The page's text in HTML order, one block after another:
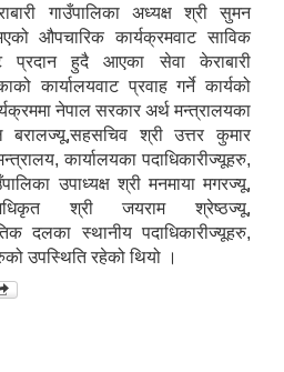
गाउँपालिका अध्यक्ष श्री सुमन
औपचारिक कार्यक्रमवाट साविक
प्रदान हुदै आएका सेवा केराबारी
कार्यालयवाट प्रवाह गर्ने कार्यको
नेपाल सरकार अर्थ मन्त्रालयका
श्री उत्तर कुमार
कार्यालयका पदाधिकारीज्यूहरु,
उपाध्यक्ष श्री मनमाया मगरज्यू,
श्री जयराम श्रेष्ठज्यू,
दलका स्थानीय पदाधिकारीज्यूहरु,
उपस्थिति रहेको थियो ।